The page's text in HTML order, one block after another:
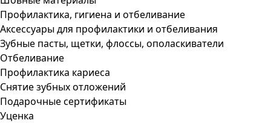
Профилактика, гигиена и отбеливание
Аксессуары для профилактики и отбеливания
Зубные пасты, щетки, флоссы, ополаскиватели
Отбеливание
Профилактика кариеса
Снятие зубных отложений
Подарочные сертификаты
Уценка